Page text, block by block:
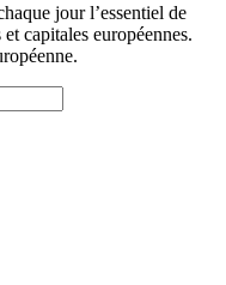
jour l’essentiel de
capitales européennes.